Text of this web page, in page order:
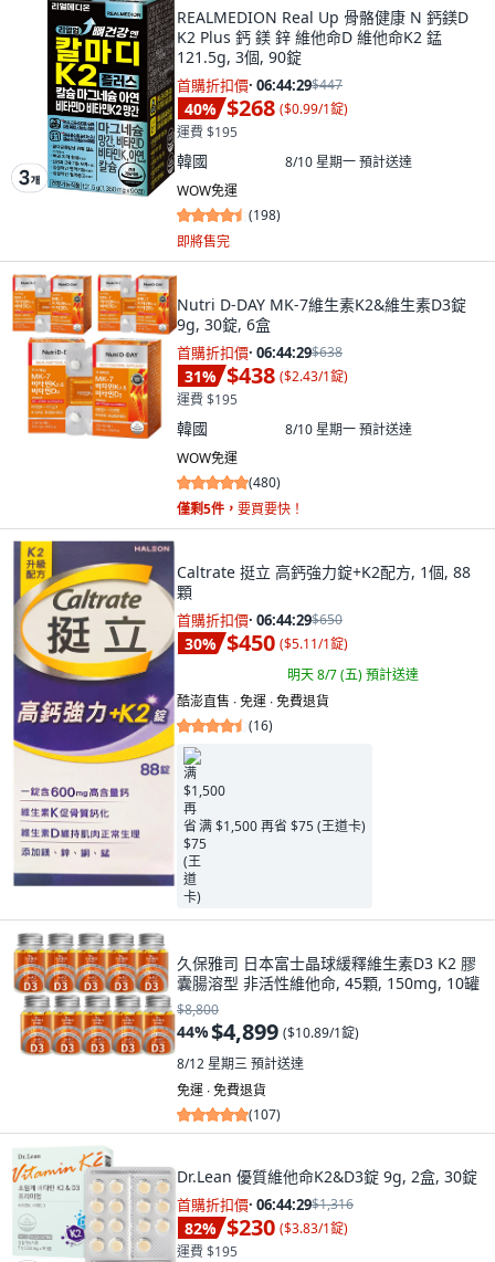
REALMEDION Real Up 骨骼健康 N 鈣鎂D
K2 Plus 鈣 鎂 鋅 維他命D 維他命K2 錳
121.5g, 3個, 90錠
首購折扣價· 06:44:28$447
40% $268 ($0.99/1錠)
運費 $195
韓國 8/10 星期一預計送達
WOW免運
(198)
即將售完
Nutri D-DAY MK-7維生素K2&維生素D3錠
9g, 30錠, 6盒
首購折扣價· 06:44:28$638
31% $438 ($2.43/1錠)
運費 $195
韓國 8/10 星期一預計送達
WOW免運
(480)
僅剩5件， 要買要快！
Caltrate 挺立 高鈣強力錠+K2配方, 1個, 88
顆
首購折扣價· 06:44:28$650
30% $450 ($5.11/1錠)
明天 8/7 (五)預計送達
酷澎直售 ∙ 免運 ∙ 免費退貨
(16)
满 $1,500 再省 $75 (王道卡)
久保雅司 日本富士晶球緩釋維生素D3 K2 膠
囊腸溶型 非活性維他命, 45顆, 150mg, 10罐
$8,800
44%$4,899 ($10.89/1錠)
8/12 星期三預計送達
免運 ∙ 免費退貨
(107)
Dr.Lean 優質維他命K2&D3錠 9g, 2盒, 30錠
首購折扣價· 06:44:28$1,316
82% $230 ($3.83/1錠)
運費 $195